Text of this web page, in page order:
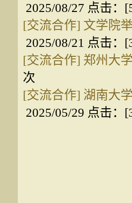
2025/08/27 点击：[
[交流合作] 文学院
2025/08/21 点击：[
[交流合作] 郑州大
次
[交流合作] 湖南大
2025/05/29 点击：[